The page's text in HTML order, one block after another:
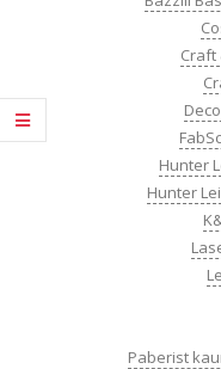
Craft
Hunter
Hunter
Paberist